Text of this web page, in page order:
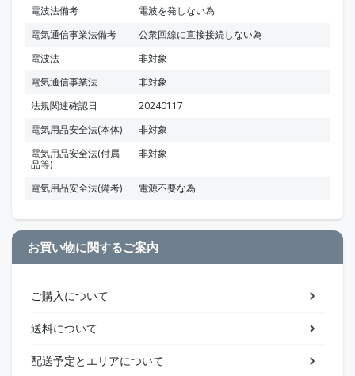
電波法備考
電波を発しない為
電気通信事業法備考
公衆回線に直接接続しない為
電波法
非対象
電気通信事業法
非対象
法規関連確認日
20240117
電気用品安全法(本体)
非対象
電気用品安全法(付属
品等)
非対象
電気用品安全法(備考) 電源不要な為
お買い物に関するご案内
ご購入について
送料について
配送予定とエリアについて